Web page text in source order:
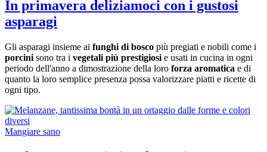
In primavera deliziamoci con i gustosi
asparagi
Gli asparagi insieme ai funghi di bosco più pregiati e nobili come i
porcini sono tra i vegetali più prestigiosi e usati in cucina in ogni
periodo dell'anno a dimostrazione della loro forza aromatica e di
quanto la loro semplice presenza possa valorizzare piatti e ricette di
ogni tipo.
Mangiare sano